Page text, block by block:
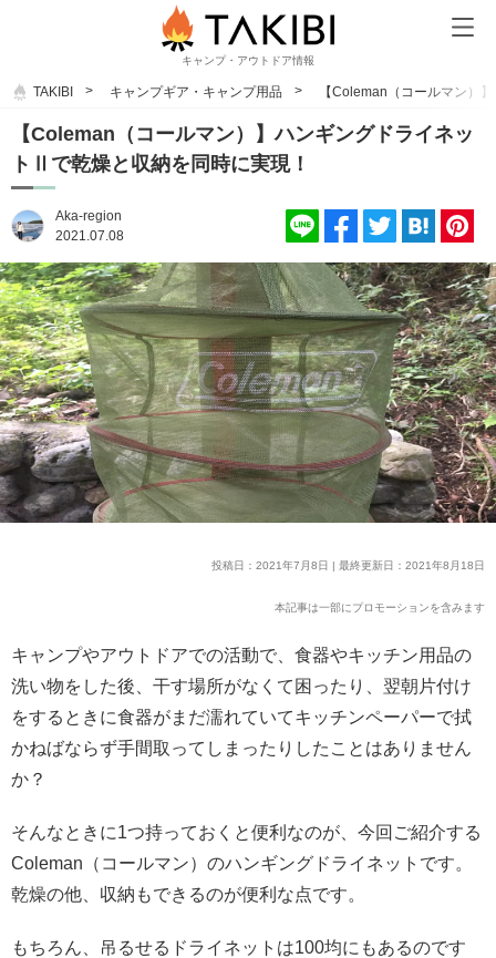
キャンプ・アウトドア情報
TAKIBI キャンプギア・キャンプ用品 【Coleman（コールマン）
【Coleman（コールマン）】ハンギングドライネッ
トⅡで乾燥と収納を同時に実現！
Aka-region
2021.07.08
投稿日：2021年7月8日 | 最終更新日：2021年8月18日
本記事は一部にプロモーションを含みます
キャンプやアウトドアでの活動で、食器やキッチン用品の
洗い物をした後、干す場所がなくて困ったり、翌朝片付け
をするときに食器がまだ濡れていてキッチンペーパーで拭
かねばならず手間取ってしまったりしたことはありません
か？
そんなときに1つ持っておくと便利なのが、今回ご紹介する
Coleman（コールマン）のハンギングドライネットです。
乾燥の他、収納もできるのが便利な点です。
もちろん、吊るせるドライネットは100均にもあるのです